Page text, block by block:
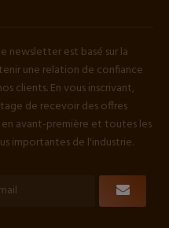
newsletter est basé sur la
une relation de confiance
clients. En vous inscrivant,
de recevoir des offres
avant-première et toutes les
importantes de l'industrie.